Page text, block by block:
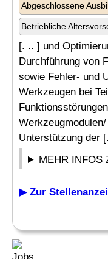
Abgeschlossene
Betriebliche
[. .. ] und
Durchführung von
sowie Fehler- und
Werkzeugen bei
Unterstützung der
MEHR INFOS
▶ Zur